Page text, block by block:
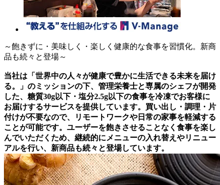
～飽きずに・美味しく・楽しく健康的な食事を習慣化。新商
品も続々と登場～
当社は「世界中の人々が健康で豊かに生活できる未来を届け
る。」のミッションの下、管理栄養士と専属のシェフが開発
した、糖質30g以下・塩分2.5g以下の食事を冷凍でお客様に
お届けするサービスを提供しています。買い出し・調理・片
付けが不要なので、リモートワークや日常の家事を軽減する
ことが可能です。ユーザーを飽きさせることなく食事を楽し
んでいただくため、継続的にメニューの入れ替えやリニュー
アルを行い、新商品も続々と登場しています。